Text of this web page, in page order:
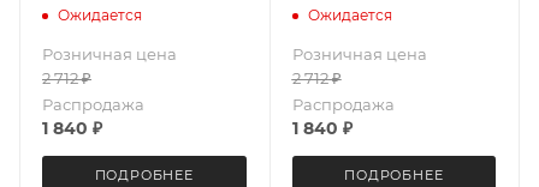
Android 10 8227L 2+32 Gb
Ожидается
Розничная цена
2 712₽
Распродажа
1 840 ₽
ПОДРОБНЕЕ
XY Android 9.x 8227L 1+16
Ожидается
Розничная цена
2 712₽
Распродажа
1 840 ₽
ПОДРОБНЕЕ